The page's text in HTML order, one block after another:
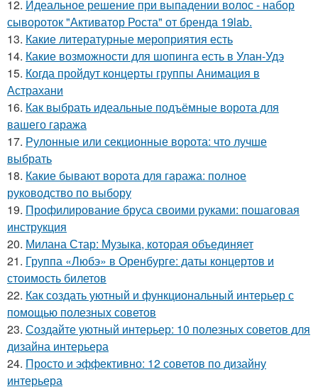
12. Идеальное решение при выпадении волос - набор
сывороток "Активатор Роста" от бренда 19lab.
13. Какие литературные мероприятия есть
14. Какие возможности для шопинга есть в Улан-Удэ
15. Когда пройдут концерты группы Анимация в
Астрахани
16. Как выбрать идеальные подъёмные ворота для
вашего гаража
17. Рулонные или секционные ворота: что лучше
выбрать
18. Какие бывают ворота для гаража: полное
руководство по выбору
19. Профилирование бруса своими руками: пошаговая
инструкция
20. Милана Стар: Музыка, которая объединяет
21. Группа «Любэ» в Оренбурге: даты концертов и
стоимость билетов
22. Как создать уютный и функциональный интерьер с
помощью полезных советов
23. Создайте уютный интерьер: 10 полезных советов для
дизайна интерьера
24. Просто и эффективно: 12 советов по дизайну
интерьера